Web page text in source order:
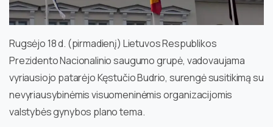
Rugsėjo 18 d. (pirmadienį) Lietuvos Respublikos
Prezidento Nacionalinio saugumo grupė, vadovaujama
vyriausiojo patarėjo Kęstučio Budrio, surengė susitikimą su
nevyriausybinėmis visuomeninėmis organizacijomis
valstybės gynybos plano tema.